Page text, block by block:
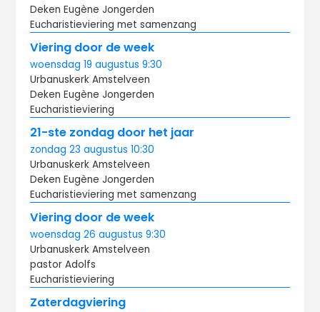
Deken Eugène Jongerden
Eucharistieviering met samenzang
Viering door de week
woensdag 19 augustus9:30
Urbanuskerk Amstelveen
Deken Eugène Jongerden
Eucharistieviering
21-ste zondag door het jaar
zondag 23 augustus10:30
Urbanuskerk Amstelveen
Deken Eugène Jongerden
Eucharistieviering met samenzang
Viering door de week
woensdag 26 augustus9:30
Urbanuskerk Amstelveen
pastor Adolfs
Eucharistieviering
Zaterdagviering